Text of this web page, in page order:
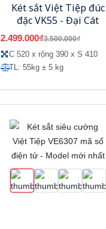
Két sắt Việt Tiệp đúc
đặc VK55 - Đại Cát
2.499.000₫3.500.000₫
C 520 x rộng 390 x S 410
TL: 55kg ± 5 kg